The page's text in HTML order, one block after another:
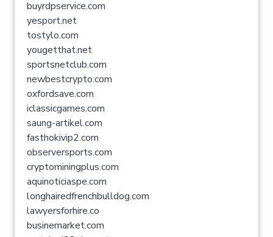
buyrdpservice.com
yesport.net
tostylo.com
yougetthat.net
sportsnetclub.com
newbestcrypto.com
oxfordsave.com
iclassicgames.com
saung-artikel.com
fasthokivip2.com
observersports.com
cryptominingplus.com
aquinoticiaspe.com
longhairedfrenchbulldog.com
lawyersforhire.co
businemarket.com